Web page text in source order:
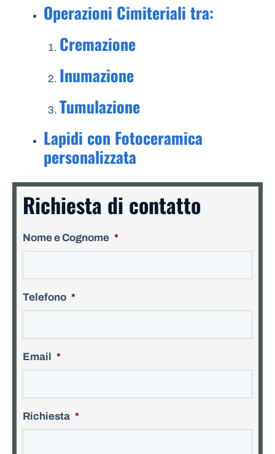
Operazioni Cimiteriali tra:
Cremazione
Inumazione
Tumulazione
Lapidi con Fotoceramica
personalizzata
Richiesta di contatto
Nome e Cognome *
Telefono *
Email *
Richiesta *